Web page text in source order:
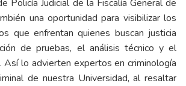
Policía Judicial de la Fiscalía General de
una oportunidad para visibilizar los
que enfrentan quienes buscan justicia
de pruebas, el análisis técnico y el
Así lo advierten expertos en criminología
de nuestra Universidad, al resaltar